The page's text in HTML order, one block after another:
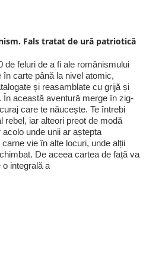
Fals tratat de ură patriotică
de feluri de a fi ale românismului
în carte până la nivel atomic,
și reasamblate cu grijă și
În această aventură merge în zig-
care te năucește. Te întrebi
rebel, iar alteori preot de modă
unde unii ar aștepta
vie în alte locuri, unde alții
De aceea cartea de față va
integrală a